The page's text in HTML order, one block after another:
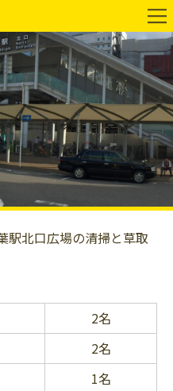
駅北口広場の清掃と草取
2名
2名
1名